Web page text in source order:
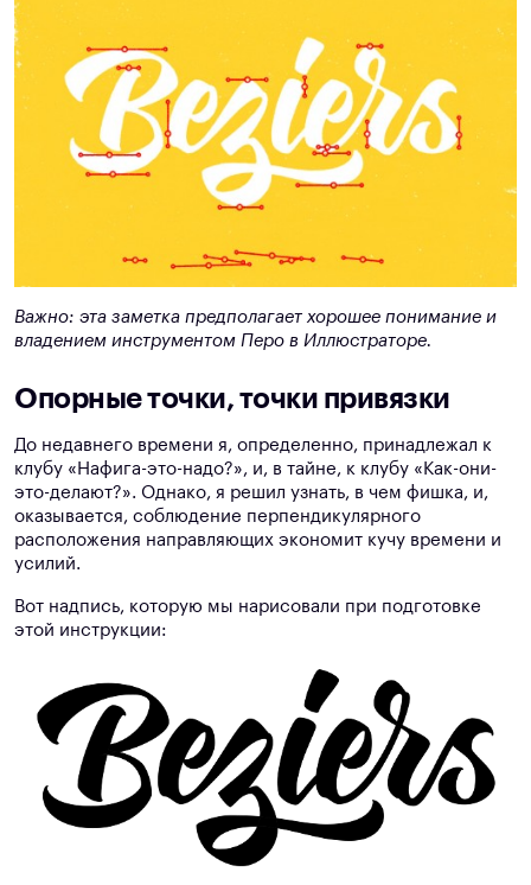
Важно: эта заметка предполагает хорошее понимание и
владением инструментом Перо в Иллюстраторе.
Опорные точки, точки привязки
До недавнего времени я, определенно, принадлежал к
клубу «Нафига-это-надо?», и, в тайне, к клубу «Как-они-
это-делают?». Однако, я решил узнать, в чем фишка, и,
оказывается, соблюдение перпендикулярного
расположения направляющих экономит кучу времени и
усилий.
Вот надпись, которую мы нарисовали при подготовке
этой инструкции: